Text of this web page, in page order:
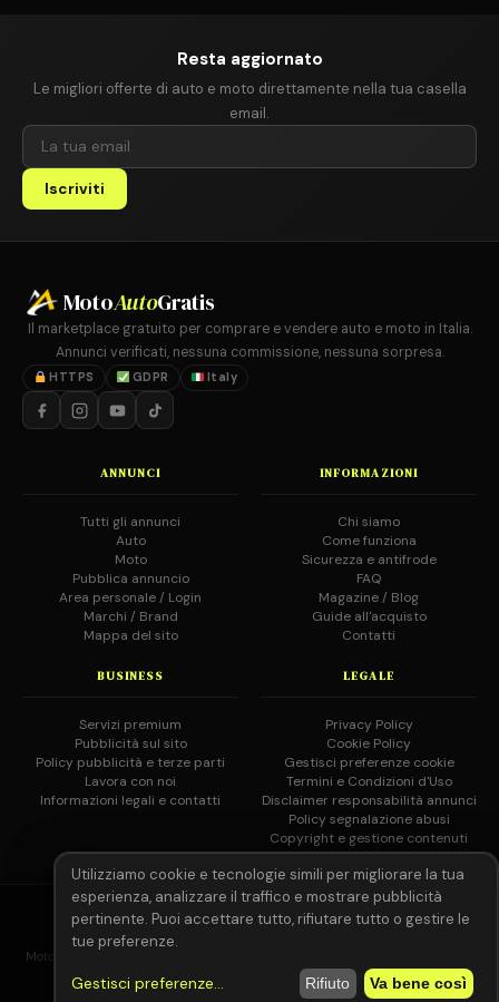
Resta aggiornato
Le migliori offerte di auto e moto direttamente nella tua casella
email.
Iscriviti
MotoAutoGratis
Il marketplace gratuito per comprare e vendere auto e moto in Italia.
Annunci verificati, nessuna commissione, nessuna sorpresa.
HTTPS GDPR Italy
ANNUNCI
Tutti gli annunci
Auto
Moto
Pubblica annuncio
Area personale / Login
Marchi / Brand
Mappa del sito
INFORMAZIONI
Chi siamo
Come funziona
Sicurezza e antifrode
FAQ
Magazine / Blog
Guide all'acquisto
Contatti
BUSINESS
Servizi premium
Pubblicità sul sito
Policy pubblicità e terze parti
Lavora con noi
Informazioni legali e contatti
LEGALE
Privacy Policy
Cookie Policy
Gestisci preferenze cookie
Termini e Condizioni d'Uso
Disclaimer responsabilità annunci
Policy segnalazione abusi
Copyright e gestione contenuti
© 2026 MotoAutoGratis.it — Tutti i diritti riservati —IOCOSGC
MotoAutoGratis non è responsabile per il contenuto degli annunci pubblicati
dagli utenti registrati.
Leggi il disclaimer completo.
Utilizziamo cookie e tecnologie simili per migliorare la tua
esperienza, analizzare il traffico e mostrare pubblicità
pertinente. Puoi accettare tutto, rifiutare tutto o gestire le
tue preferenze.
Gestisci preferenze... Rifiuto Va bene così